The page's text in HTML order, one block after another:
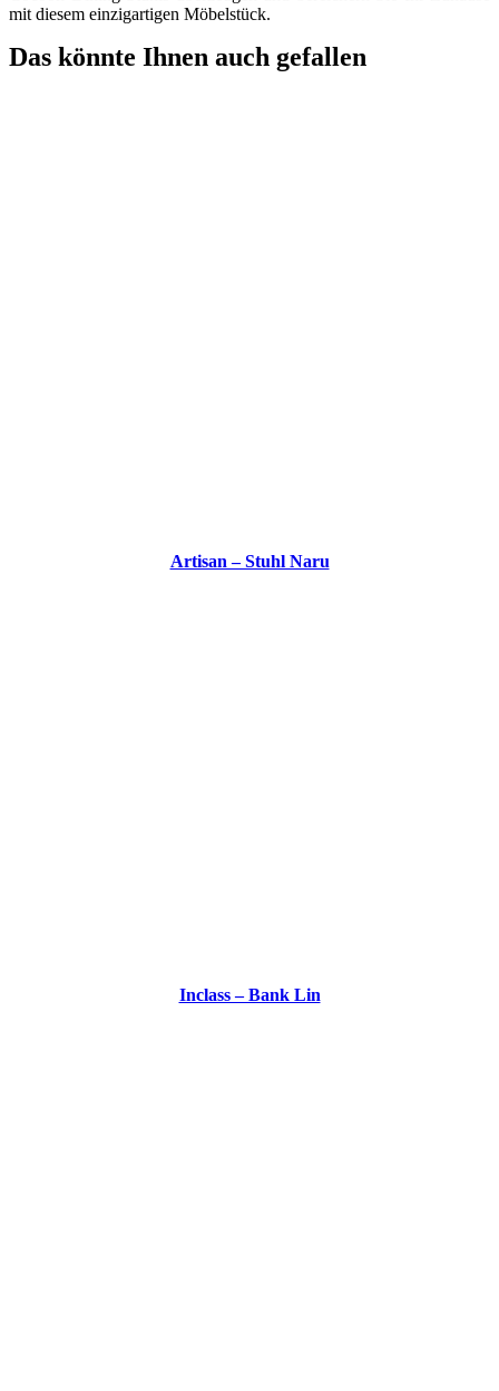
mit diesem einzigartigen Möbelstück.
Das könnte Ihnen auch gefallen
Artisan – Stuhl Naru
Inclass – Bank Lin